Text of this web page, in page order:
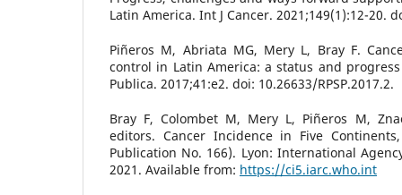
Latin America. Int J Cancer. 2021;149(1):12-20.
Piñeros M, Abriata MG, Mery L, Bray F.
control in Latin America: a status and
Publica. 2017;41:e2. doi: 10.26633/RPSP.2017.2.
Bray F, Colombet M, Mery L, Piñeros M,
editors. Cancer Incidence in Five
Publication No. 166). Lyon: International
2021. Available from: https://ci5.iarc.who.int